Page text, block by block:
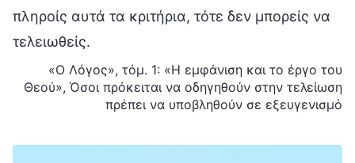
πληροίς αυτά τα κριτήρια, τότε δεν μπορείς να
τελειωθείς.
«Ο Λόγος», τόμ. 1: «Η εμφάνιση και το έργο του
Θεού», Όσοι πρόκειται να οδηγηθούν στην τελείωση
πρέπει να υποβληθούν σε εξευγενισμό